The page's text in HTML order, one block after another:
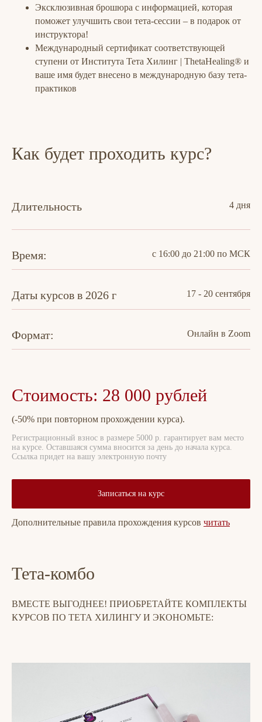
Эксклюзивная брошюра с информацией, которая
поможет улучшить свои тета-сессии – в подарок от
инструктора!
Международный сертификат соответствующей
ступени от Института Тета Хилинг | ThetaHealing®️ и
ваше имя будет внесено в международную базу тета-
практиков
Как будет проходить курс?
Длительность 4 дня
Время: с 16:00 до 21:00 по МСК
Даты курсов в 2026 г 17 - 20 сентября
Формат: Онлайн в Zoom
Стоимость: 28 000 рублей
(-50% при повторном прохождении курса).
Регистрационный взнос в размере 5000 р. гарантирует вам место
на курсе. Оставшаяся сумма вносится за день до начала курса.
Ссылка придет на вашу электронную почту
Записаться на курс
Дополнительные правила прохождения курсов читать
Тета-комбо
ВМЕСТЕ ВЫГОДНЕЕ! ПРИОБРЕТАЙТЕ КОМПЛЕКТЫ
КУРСОВ ПО ТЕТА ХИЛИНГУ И ЭКОНОМЬТЕ: